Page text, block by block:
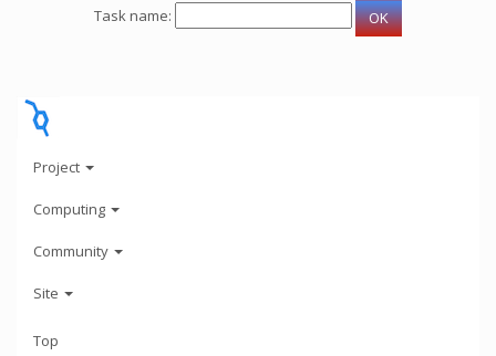
Task name:
Project
Computing
Community
Site
Top